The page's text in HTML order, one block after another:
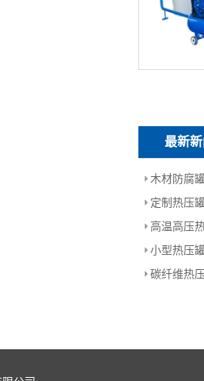
最新新
木材防腐
定制热压
高温高压
小型热压
碳纤维热